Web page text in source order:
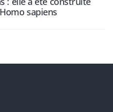
sapiens